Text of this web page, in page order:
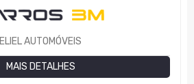
ELIEL AUTOMÓVEIS
MAIS DETALHES